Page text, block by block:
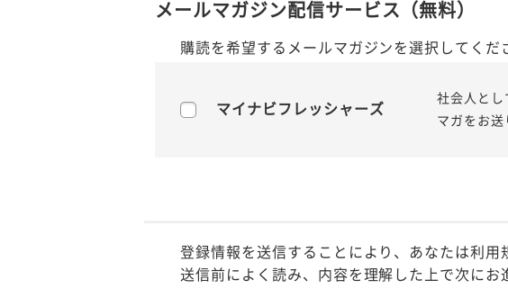
メールマガジン配信サービス（無料）
購読を希望するメールマガジンを選択してくだ
マイナビフレッシャーズ
社会人とし
マガをお送
登録情報を送信することにより、あなたは利用
送信前によく読み、内容を理解した上で次にお